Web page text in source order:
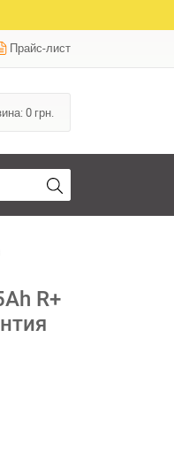
Прайс-лист
0 грн.
R+